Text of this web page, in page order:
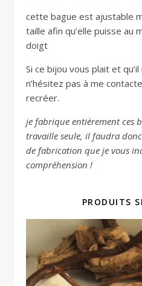
cette bague est ajustable
taille afin qu’elle puisse au
doigt
Si ce bijou vous plait et
n’hésitez pas à me
recréer.
je fabrique entièrement ces
travaille seule, il faudra
de fabrication que je vous
compréhension !
PRODUITS